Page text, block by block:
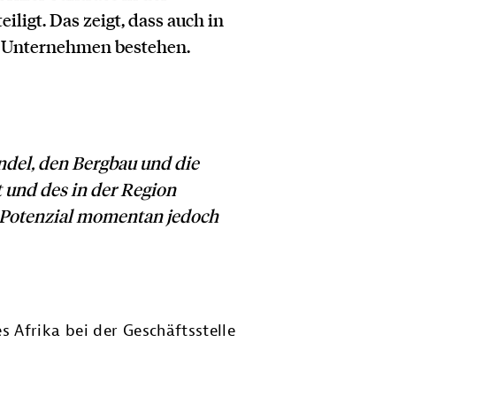
Das zeigt, dass auch in
bestehen.
den Bergbau und die
des in der Region
momentan jedoch
Afrika bei der Geschäftsstelle